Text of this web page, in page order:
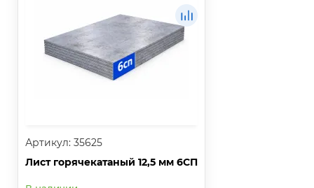
Артикул: 35625
Лист горячекатаный 12,5 мм 6СП